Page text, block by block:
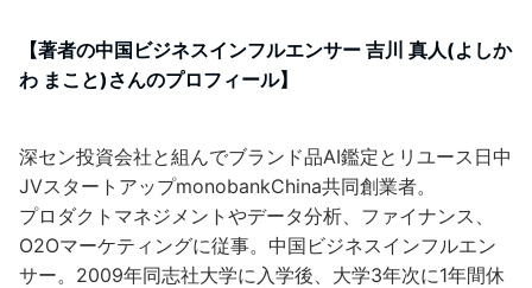
【著者の中国ビジネスインフルエンサー 吉川 真人(よしか
わ まこと)さんのプロフィール】
深セン投資会社と組んでブランド品AI鑑定とリユース日中
JVスタートアップmonobankChina共同創業者。
プロダクトマネジメントやデータ分析、ファイナンス、
O2Oマーケティングに従事。中国ビジネスインフルエン
サー。2009年同志社大学に入学後、大学3年次に1年間休